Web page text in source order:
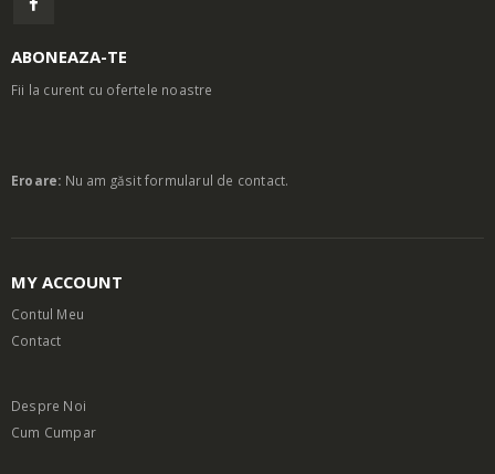
ABONEAZA-TE
Fii la curent cu ofertele noastre
Eroare: Nu am găsit formularul de contact.
MY ACCOUNT
Contul Meu
Contact
Despre Noi
Cum Cumpar